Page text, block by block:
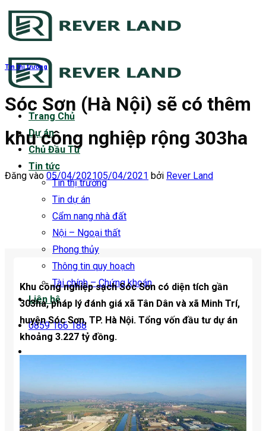
Bỏ
qua
dung
Trang Chủ
Dự án
Chủ Đầu Tư
Tin tức
Tin thị trường
Tin dự án
Cẩm nang nhà đất
Nội – Ngoại thất
Phong thủy
Thông tin quy hoạch
Tài chính – Chứng khoán
Liên hệ
0859 166 188
Tin thị trường
Sóc Sơn (Hà Nội) sẽ có thêm
khu công nghiệp rộng 303ha
Đăng vào 05/04/202105/04/2021 bởi Rever Land
Khu công nghiệp sạch Sóc Sơn có diện tích gần
303ha, pháp lý đánh giá xã Tân Dân và xã Minh Trí,
huyện Sóc Sơn, TP. Hà Nội. Tổng vốn đầu tư dự án
khoảng 3.227 tỷ đồng.